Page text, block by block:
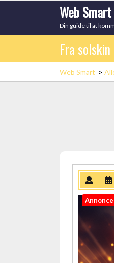
Web Smart
Din guide til at
Fra
Web Smart >
Annonce